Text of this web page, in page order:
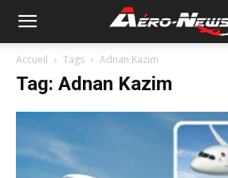
Accueil Tags Adnan Kazim
Tag: Adnan Kazim